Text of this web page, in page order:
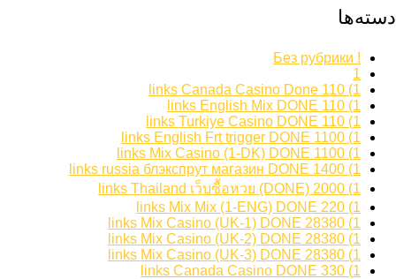
دسته‌ها
! Без рубрики
1
1) 110 links Canada Casino Done
1) 110 links English Mix DONE
1) 110 links Turkiye Casino DONE
1) 1100 links English Frt trigger DONE
1) 1100 links Mix Casino (1-DK) DONE
1) 1400 links russia блэкспрут магазин DONE
1) 2000 links Thailand เว็บซื้อหวย (DONE)
1) 220 links Mix Mix (1-ENG) DONE
1) 28380 links Mix Casino (UK-1) DONE
1) 28380 links Mix Casino (UK-2) DONE
1) 28380 links Mix Casino (UK-3) DONE
1) 330 links Canada Casino DONE